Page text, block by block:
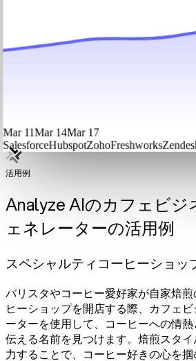
Mar 11Mar 14Mar 17
SalesforceHubspotZohoFreshworks
活用例
Analyze AIのカフェビジ
ェネレーターの活用例
スペシャルティコーヒーショッ
バリスタやコーヒー愛好家が自家焙
ヒーショップを開店する際、カフェ
ーターを使用して、コーヒーへの情
伝える名前を見つけます。焙煎スタ
力することで、コーヒー好きの心を